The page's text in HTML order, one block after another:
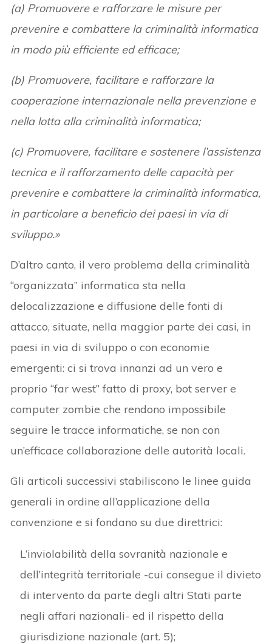
(a) Promuovere e rafforzare le misure per
prevenire e combattere la criminalità informatica
in modo più efficiente ed efficace;
(b) Promuovere, facilitare e rafforzare la
cooperazione internazionale nella prevenzione e
nella lotta alla criminalità informatica;
(c) Promuovere, facilitare e sostenere l’assistenza
tecnica e il rafforzamento delle capacità per
prevenire e combattere la criminalità informatica,
in particolare a beneficio dei paesi in via di
sviluppo.»
D’altro canto, il vero problema della criminalità
“organizzata” informatica sta nella
delocalizzazione e diffusione delle fonti di
attacco, situate, nella maggior parte dei casi, in
paesi in via di sviluppo o con economie
emergenti: ci si trova innanzi ad un vero e
proprio “far west” fatto di proxy, bot server e
computer zombie che rendono impossibile
seguire le tracce informatiche, se non con
un’efficace collaborazione delle autorità locali.
Gli articoli successivi stabiliscono le linee guida
generali in ordine all’applicazione della
convenzione e si fondano su due direttrici:
L’inviolabilità della sovranità nazionale e
dell’integrità territoriale -cui consegue il divieto
di intervento da parte degli altri Stati parte
negli affari nazionali- ed il rispetto della
giurisdizione nazionale (art. 5);